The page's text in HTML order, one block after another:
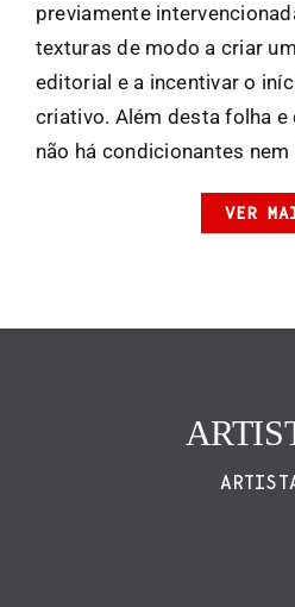
previamente
texturas de modo a criar
editorial e a incentivar o
criativo. Além desta folha
não há condicionantes
VER